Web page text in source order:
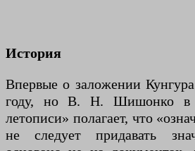
История
Впервые о заложении
году, но В. Н. Шишонко в
летописи» полагает, что
не следует придавать